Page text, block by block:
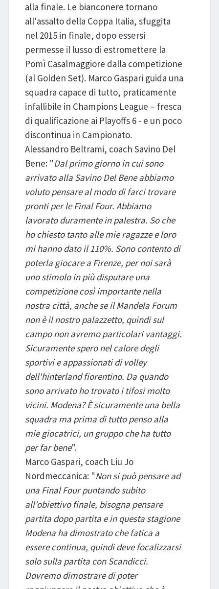
alla finale. Le bianconere tornano
all'assalto della Coppa Italia, sfuggita
nel 2015 in finale, dopo essersi
permesse il lusso di estromettere la
Pomì Casalmaggiore dalla competizione
(al Golden Set). Marco Gaspari guida una
squadra capace di tutto, praticamente
infallibile in Champions League – fresca
di qualificazione ai Playoffs 6 - e un poco
discontinua in Campionato.
Alessandro Beltrami, coach Savino Del
Bene: "Dal primo giorno in cui sono
arrivato alla Savino Del Bene abbiamo
voluto pensare al modo di farci trovare
pronti per le Final Four. Abbiamo
lavorato duramente in palestra. So che
ho chiesto tanto alle mie ragazze e loro
mi hanno dato il 110%. Sono contento di
poterla giocare a Firenze, per noi sarà
uno stimolo in più disputare una
competizione così importante nella
nostra città, anche se il Mandela Forum
non è il nostro palazzetto, quindi sul
campo non avremo particolari vantaggi.
Sicuramente spero nel calore degli
sportivi e appassionati di volley
dell'hinterland fiorentino. Da quando
sono arrivato ho trovato i tifosi molto
vicini. Modena? È sicuramente una bella
squadra ma prima di tutto penso alla
mie giocatrici, un gruppo che ha tutto
per far bene".
Marco Gaspari, coach Liu Jo
Nordmeccanica: "Non si può pensare ad
una Final Four puntando subito
all'obiettivo finale, bisogna pensare
partita dopo partita e in questa stagione
Modena ha dimostrato che fatica a
essere continua, quindi deve focalizzarsi
solo sulla partita con Scandicci.
Dovremo dimostrare di poter